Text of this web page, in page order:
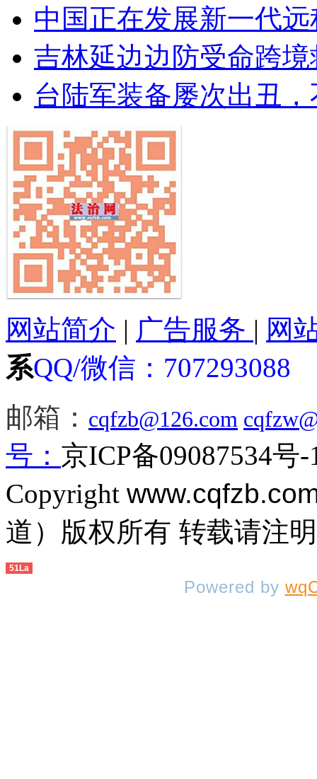
中国正在发展新一代
吉林延边边防受命跨
台陆军装备屡次出丑
网站简介 | 广告服务 | 网
系QQ/微信： 707293088
邮箱： cqfzb@126.com
号： 京ICP备09087534号-
Copyright
道）版权所有 转载请注
51La
Powered by